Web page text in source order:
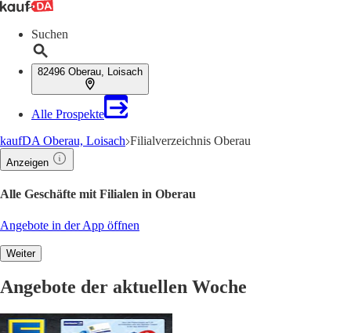
Suchen
82496 Oberau, Loisach
Alle Prospekte
kaufDA Oberau, Loisach Filialverzeichnis Oberau
Anzeigen
Alle Geschäfte mit Filialen in Oberau
Angebote in der App öffnen
Weiter
Angebote der aktuellen Woche